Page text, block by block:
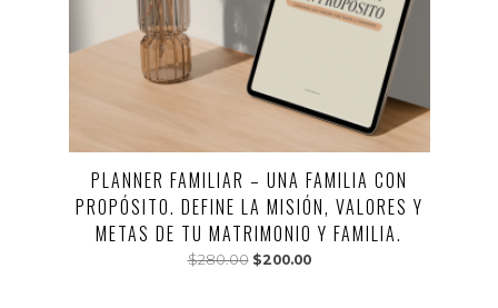
PLANNER FAMILIAR – UNA FAMILIA CON
PROPÓSITO. DEFINE LA MISIÓN, VALORES Y
METAS DE TU MATRIMONIO Y FAMILIA.
$280.00 El
$200.00El